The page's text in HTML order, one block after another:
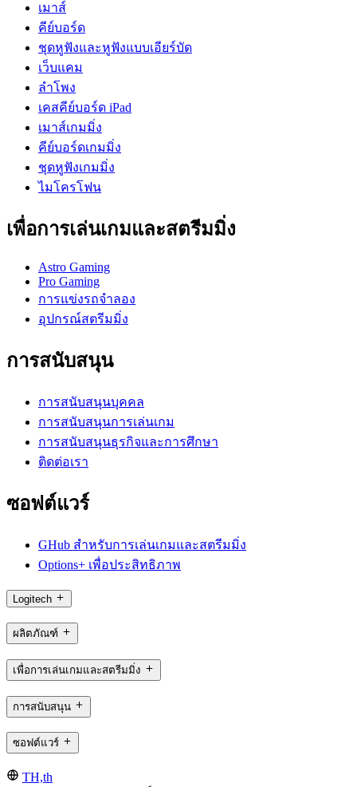
เมาส์
คีย์บอร์ด
ชุดหูฟังและหูฟังแบบเอียร์บัด
เว็บแคม
ลำโพง
เคสคีย์บอร์ด iPad
เมาส์เกมมิ่ง
คีย์บอร์ดเกมมิ่ง
ชุดหูฟังเกมมิ่ง
ไมโครโฟน
เพื่อการเล่นเกมและสตรีมมิ่ง
Astro Gaming
Pro Gaming
การแข่งรถจำลอง
อุปกรณ์สตรีมมิ่ง
การสนับสนุน
การสนับสนุนบุคคล
การสนับสนุนการเล่นเกม
การสนับสนุนธุรกิจและการศึกษา
ติดต่อเรา
ซอฟต์แวร์
GHub สำหรับการเล่นเกมและสตรีมมิ่ง
Options+ เพื่อประสิทธิภาพ
Logitech
ผลิตภัณฑ์
เพื่อการเล่นเกมและสตรีมมิ่ง
การสนับสนุน
ซอฟต์แวร์
TH,th